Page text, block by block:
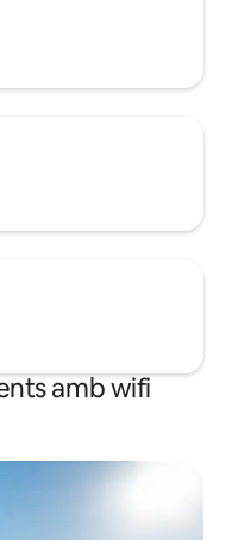
amb wifi